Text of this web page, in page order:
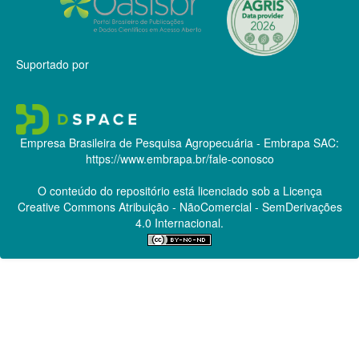
Suportado por
Empresa Brasileira de Pesquisa Agropecuária - Embrapa SAC:
https://www.embrapa.br/fale-conosco
O conteúdo do repositório está licenciado sob a Licença
Creative CommonsAtribuição - NãoComercial - SemDerivações
4.0 Internacional.